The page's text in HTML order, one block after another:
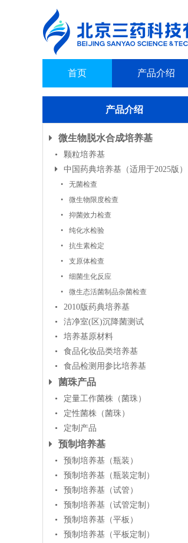
首页 产品介绍
产品介绍
微生物脱水合成培养基
颗粒培养基
中国药典培养基（适用于2025版）
无菌检查
微生物限度检查
抑菌效力检查
纯化水检验
抗生素检定
支原体检查
细菌生化反应
微生态活菌制品杂菌检查
2010版药典培养基
洁净室(区)沉降菌测试
培养基原材料
食品化妆品类培养基
食品检测用参比培养基
菌珠产品
定量工作菌株（菌珠）
定性菌株（菌珠）
定制产品
预制培养基
预制培养基（瓶装）
预制培养基（瓶装定制）
预制培养基（试管）
预制培养基（试管定制）
预制培养基（平板）
预制培养基（平板定制）